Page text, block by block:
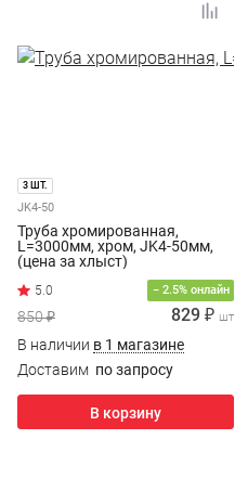
3 ШТ.
JK4-50
Труба хромированная,
L=3000мм, хром, JK4-50мм,
(цена за хлыст)
− 2.5% онлайн
850 ₽ 829 ₽ шт
В наличии в 1 магазине
Доставим по запросу
В корзину